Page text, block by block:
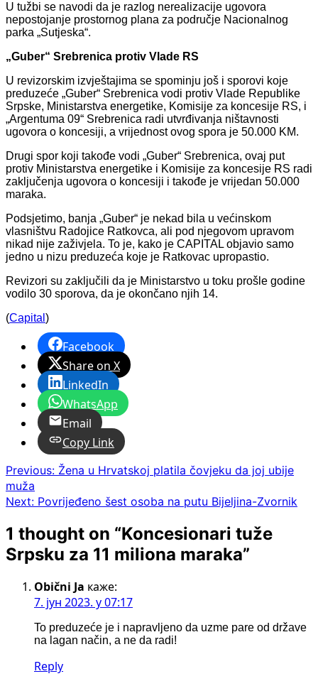
U tužbi se navodi da je razlog nerealizacije ugovora
nepostojanje prostornog plana za područje Nacionalnog
parka „Sutjeska“.
„Guber“ Srebrenica protiv Vlade RS
U revizorskim izvještajima se spominju još i sporovi koje
preduzeće „Guber“ Srebrenica vodi protiv Vlade Republike
Srpske, Ministarstva energetike, Komisije za koncesije RS, i
„Argentuma 09“ Srebrenica radi utvrđivanja ništavnosti
ugovora o koncesiji, a vrijednost ovog spora je 50.000 KM.
Drugi spor koji takođe vodi „Guber“ Srebrenica, ovaj put
protiv Ministarstva energetike i Komisije za koncesije RS radi
zaključenja ugovora o koncesiji i takođe je vrijedan 50.000
maraka.
Podsjetimo, banja „Guber“ je nekad bila u većinskom
vlasništvu Radojice Ratkovca, ali pod njegovom upravom
nikad nije zaživjela. To je, kako je CAPITAL objavio samo
jedno u nizu preduzeća koje je Ratkovac upropastio.
Revizori su zaključili da je Ministarstvo u toku prošle godine
vodilo 30 sporova, da je okončano njih 14.
(Capital )
Facebook
Share on X
LinkedIn
WhatsApp
Email
Copy Link
Post
navigation
Previous: Žena u Hrvatskoj platila čovjeku da joj ubije
muža
Next: Povrijeđeno šest osoba na putu Bijeljina-Zvornik
1 thought on “Koncesionari tuže
Srpsku za 11 miliona maraka”
Obični Ja каже:
7. јун 2023. у 07:17
To preduzeće je i napravljeno da uzme pare od države
na lagan način, a ne da radi!
Reply